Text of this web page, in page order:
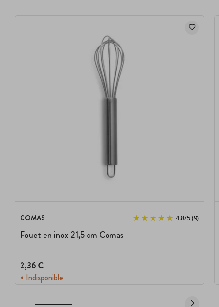
COMAS 4.8/5(9)
Fouet en inox 21,5 cm Comas
2,36 €
Indisponible